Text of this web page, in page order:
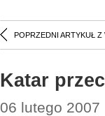
POPRZEDNI ARTYKUŁ Z
Katar
06 lutego 2007